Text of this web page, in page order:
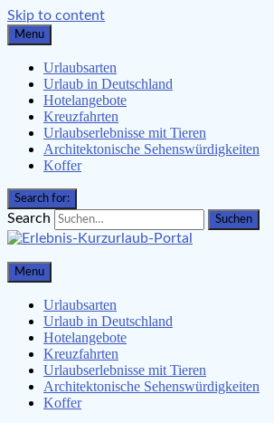
Skip to content
Menu
Urlaubsarten
Urlaub in Deutschland
Hotelangebote
Kreuzfahrten
Urlaubserlebnisse mit Tieren
Architektonische Sehenswürdigkeiten
Koffer
Search for:
Search
Erlebnis-Kurzurlaub-Portal
Urlaubsangebote, Erlebnisse & mehr
Menu
Urlaubsarten
Urlaub in Deutschland
Hotelangebote
Kreuzfahrten
Urlaubserlebnisse mit Tieren
Architektonische Sehenswürdigkeiten
Koffer